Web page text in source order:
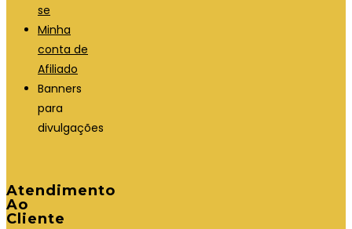
se
Minha
conta de
Afiliado
Banners
para
divulgações
Atendimento
Ao
Cliente